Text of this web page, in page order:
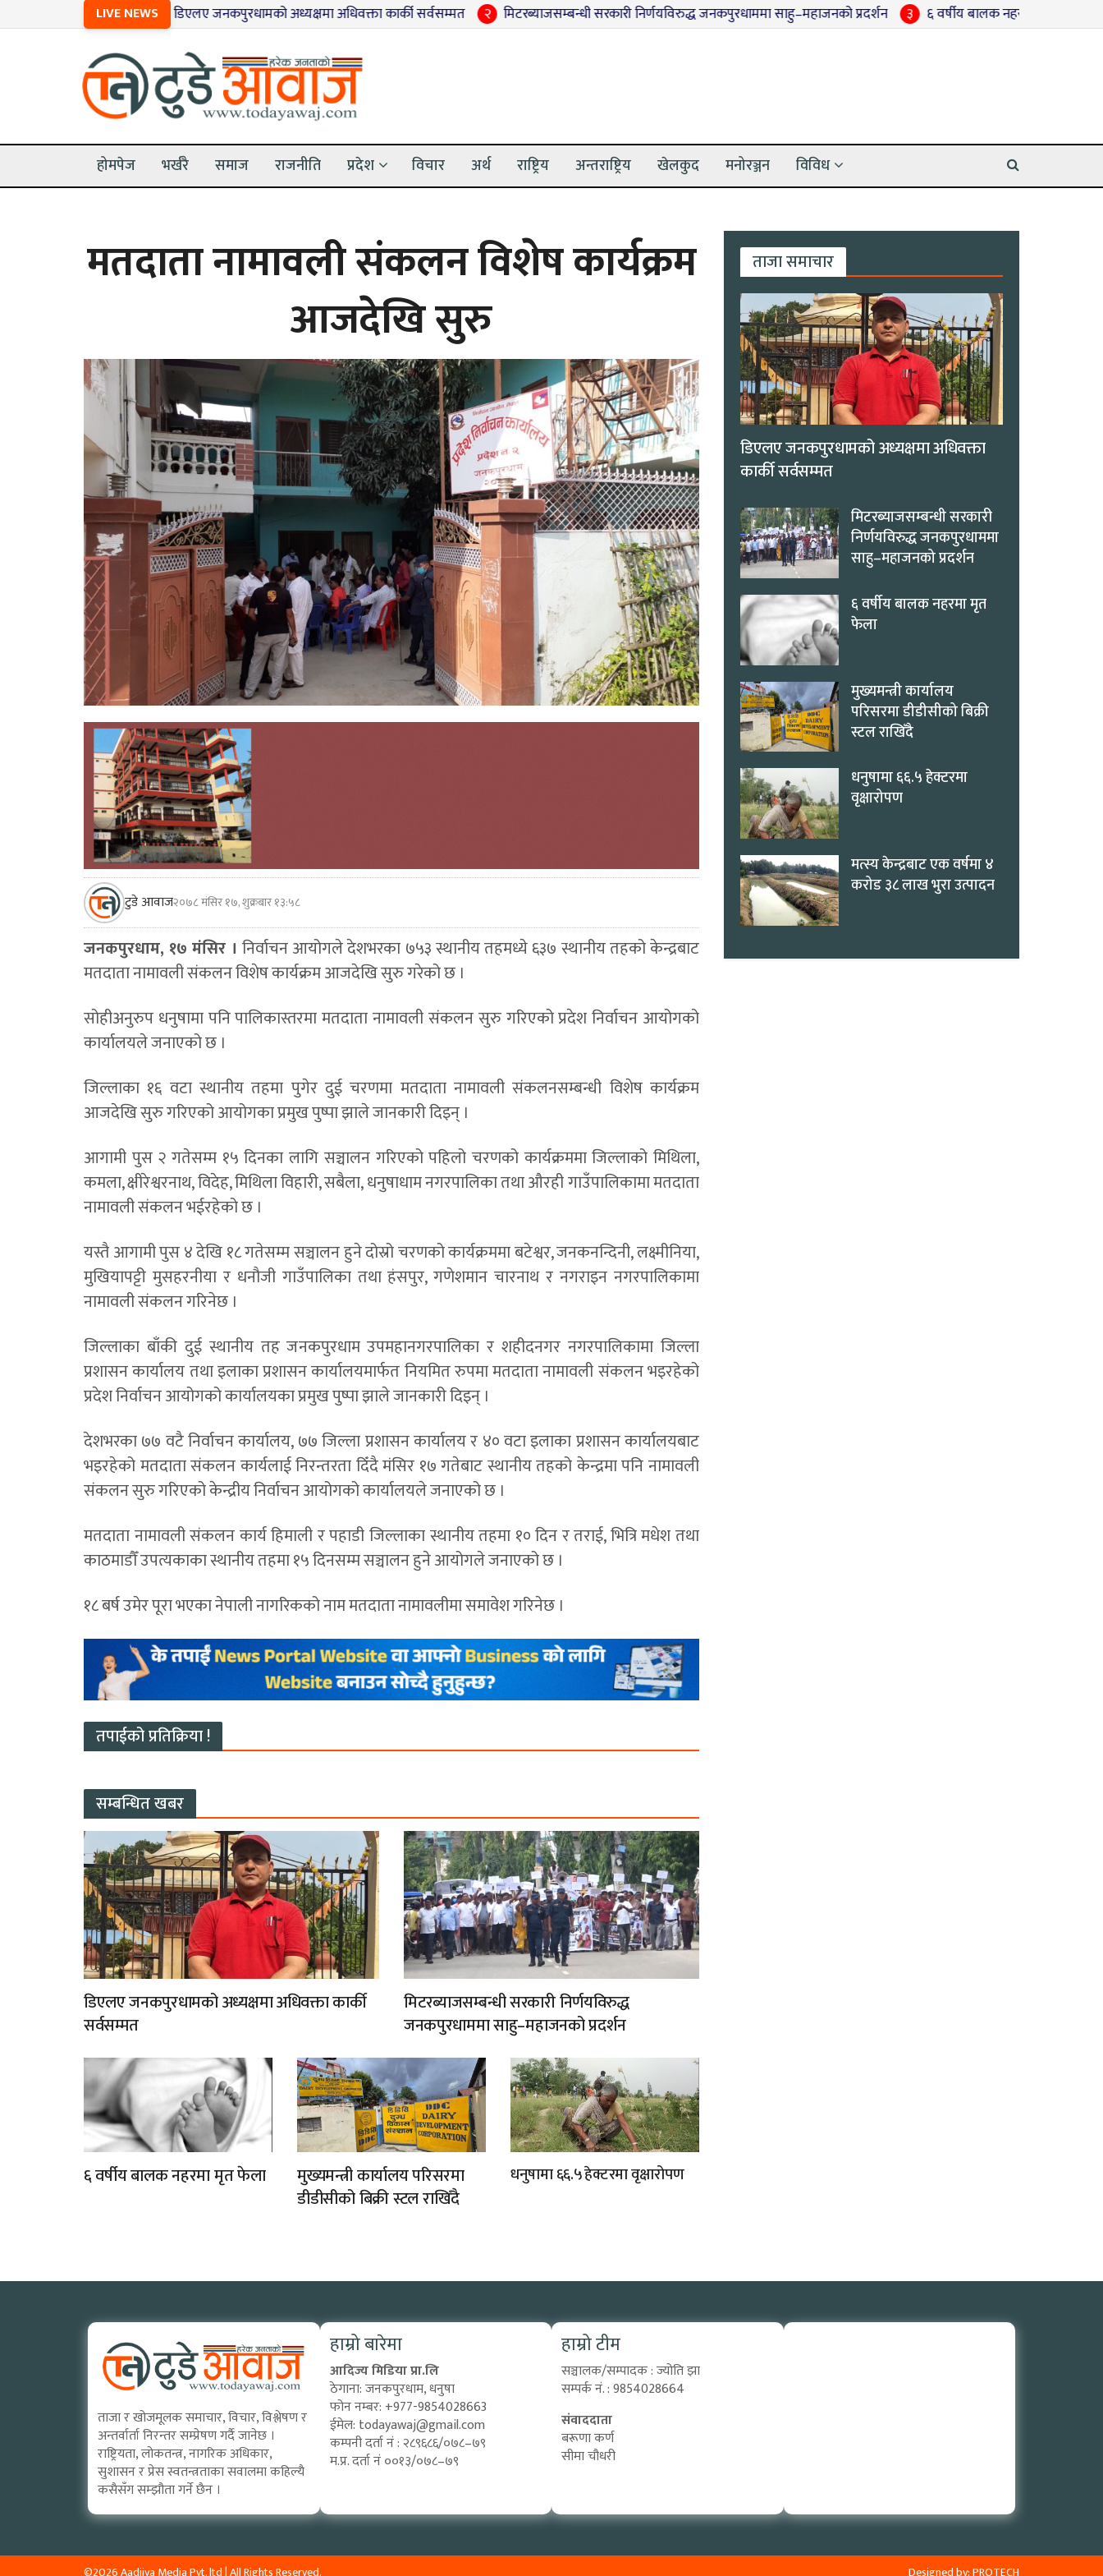
LIVE NEWS
१ डिएलए जनकपुरधामको अध्यक्षमा अधिवक्ता कार्की सर्वसम्मत २ मिटरब्याजसम्बन्धी सरकारी निर्णयविरुद्ध जनकपुरधाममा साहु–महाजनको प्रदर्शन ३ ६ वर्षीय बालक नहरमा मृत फेला
होमपेज भर्खरै समाज राजनीति प्रदेश विचार अर्थ राष्ट्रिय अन्तराष्ट्रिय खेलकुद मनोरञ्जन विविध
मतदाता नामावली संकलन विशेष कार्यक्रम
आजदेखि सुरु
टुडे आवाज२०७८ मंसिर १७, शुक्रबार १३:५८
जनकपुरधाम, १७ मंसिर । निर्वाचन आयोगले देशभरका ७५३ स्थानीय तहमध्ये ६३७ स्थानीय तहको केन्द्रबाट
मतदाता नामावली संकलन विशेष कार्यक्रम आजदेखि सुरु गरेको छ ।
सोहीअनुरुप धनुषामा पनि पालिकास्तरमा मतदाता नामावली संकलन सुरु गरिएको प्रदेश निर्वाचन आयोगको
कार्यालयले जनाएको छ ।
जिल्लाका १६ वटा स्थानीय तहमा पुगेर दुई चरणमा मतदाता नामावली संकलनसम्बन्धी विशेष कार्यक्रम
आजदेखि सुरु गरिएको आयोगका प्रमुख पुष्पा झाले जानकारी दिइन् ।
आगामी पुस २ गतेसम्म १५ दिनका लागि सञ्चालन गरिएको पहिलो चरणको कार्यक्रममा जिल्लाको मिथिला,
कमला, क्षीरेश्वरनाथ, विदेह, मिथिला विहारी, सबैला, धनुषाधाम नगरपालिका तथा औरही गाउँपालिकामा मतदाता
नामावली संकलन भईरहेको छ ।
यस्तै आगामी पुस ४ देखि १८ गतेसम्म सञ्चालन हुने दोस्रो चरणको कार्यक्रममा बटेश्वर, जनकनन्दिनी, लक्ष्मीनिया,
मुखियापट्टी मुसहरनीया र धनौजी गाउँपालिका तथा हंसपुर, गणेशमान चारनाथ र नगराइन नगरपालिकामा
नामावली संकलन गरिनेछ ।
जिल्लाका बाँकी दुई स्थानीय तह जनकपुरधाम उपमहानगरपालिका र शहीदनगर नगरपालिकामा जिल्ला
प्रशासन कार्यालय तथा इलाका प्रशासन कार्यालयमार्फत नियमित रुपमा मतदाता नामावली संकलन भइरहेको
प्रदेश निर्वाचन आयोगको कार्यालयका प्रमुख पुष्पा झाले जानकारी दिइन् ।
देशभरका ७७ वटै निर्वाचन कार्यालय, ७७ जिल्ला प्रशासन कार्यालय र ४० वटा इलाका प्रशासन कार्यालयबाट
भइरहेको मतदाता संकलन कार्यलाई निरन्तरता दिँदै मंसिर १७ गतेबाट स्थानीय तहको केन्द्रमा पनि नामावली
संकलन सुरु गरिएको केन्द्रीय निर्वाचन आयोगको कार्यालयले जनाएको छ ।
मतदाता नामावली संकलन कार्य हिमाली र पहाडी जिल्लाका स्थानीय तहमा १० दिन र तराई, भित्रि मधेश तथा
काठमाडौँ उपत्यकाका स्थानीय तहमा १५ दिनसम्म सञ्चालन हुने आयोगले जनाएको छ ।
१८ बर्ष उमेर पूरा भएका नेपाली नागरिकको नाम मतदाता नामावलीमा समावेश गरिनेछ ।
तपाईको प्रतिक्रिया !
सम्बन्धित खबर
डिएलए जनकपुरधामको अध्यक्षमा अधिवक्ता कार्की
सर्वसम्मत
मिटरब्याजसम्बन्धी सरकारी निर्णयविरुद्ध
जनकपुरधाममा साहु–महाजनको प्रदर्शन
६ वर्षीय बालक नहरमा मृत फेला
मुख्यमन्त्री कार्यालय परिसरमा
डीडीसीको बिक्री स्टल राखिँदै
धनुषामा ६६.५ हेक्टरमा वृक्षारोपण
ताजा समाचार
डिएलए जनकपुरधामको अध्यक्षमा अधिवक्ता
कार्की सर्वसम्मत
मिटरब्याजसम्बन्धी सरकारी
निर्णयविरुद्ध जनकपुरधाममा
साहु–महाजनको प्रदर्शन
६ वर्षीय बालक नहरमा मृत
फेला
मुख्यमन्त्री कार्यालय
परिसरमा डीडीसीको बिक्री
स्टल राखिँदै
धनुषामा ६६.५ हेक्टरमा
वृक्षारोपण
मत्स्य केन्द्रबाट एक वर्षमा ४
करोड ३८ लाख भुरा उत्पादन
ताजा र खोजमूलक समाचार, विचार, विश्लेषण र
अन्तर्वार्ता निरन्तर सम्प्रेषण गर्दै जानेछ ।
राष्ट्रियता, लोकतन्त्र, नागरिक अधिकार,
सुशासन र प्रेस स्वतन्त्रताका सवालमा कहिल्यै
कसैसँग सम्झौता गर्ने छैन ।
हाम्रो बारेमा
आदिज्य मिडिया प्रा.लि
ठेगाना: जनकपुरधाम, धनुषा
फोन नम्बर: +977-9854028663
ईमेल: todayawaj@gmail.com
कम्पनी दर्ता नं : २८९६८६/०७८–७९
म.प्र. दर्ता नं ००१३/०७८–७९
हाम्रो टीम
सञ्चालक/सम्पादक : ज्योति झा
सम्पर्क नं. : 9854028664
संवाददाता
बरूणा कर्ण
सीमा चौधरी
Designed by:PROTECH
©2026 Aadijya Media Pvt. ltd | All Rights Reserved.